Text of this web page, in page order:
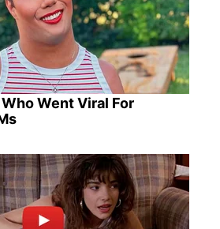
Went Viral For